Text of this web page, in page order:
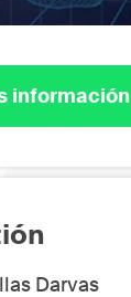
información
Darvas